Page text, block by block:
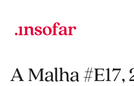
A Malha #E17,